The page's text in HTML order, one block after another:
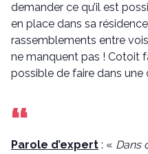
demander ce qu’il est
en place dans sa
rassemblements entre
ne manquent pas ! Cotoit
possible de faire dans
Parole d’expert : « Dans